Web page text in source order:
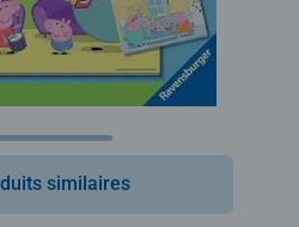
similaires